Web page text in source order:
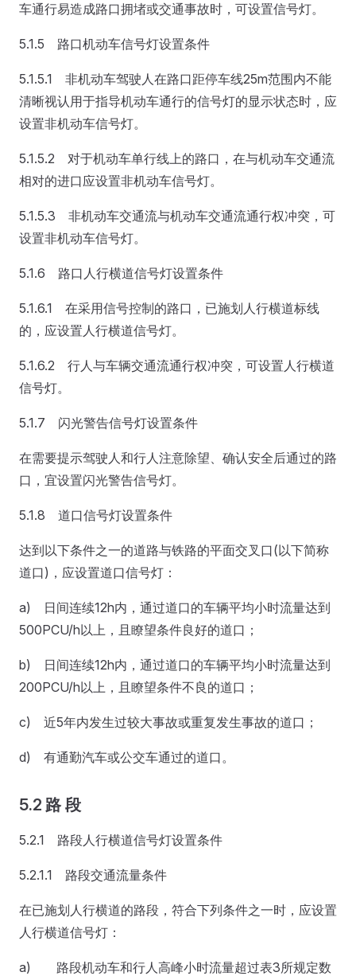
车通行易造成路口拥堵或交通事故时，可设置信号灯。
5.1.5 路口机动车信号灯设置条件
5.1.5.1 非机动车驾驶人在路口距停车线25m范围内不能
清晰视认用于指导机动车通行的信号灯的显示状态时，应
设置非机动车信号灯。
5.1.5.2 对于机动车单行线上的路口，在与机动车交通流
相对的进口应设置非机动车信号灯。
5.1.5.3 非机动车交通流与机动车交通流通行权冲突，可
设置非机动车信号灯。
5.1.6 路口人行横道信号灯设置条件
5.1.6.1 在采用信号控制的路口，已施划人行横道标线
的，应设置人行横道信号灯。
5.1.6.2 行人与车辆交通流通行权冲突，可设置人行横道
信号灯。
5.1.7 闪光警告信号灯设置条件
在需要提示驾驶人和行人注意除望、确认安全后通过的路
口，宜设置闪光警告信号灯。
5.1.8 道口信号灯设置条件
达到以下条件之一的道路与铁路的平面交叉口(以下简称
道口)，应设置道口信号灯：
a) 日间连续12h内，通过道口的车辆平均小时流量达到
500PCU/h以上，且瞭望条件良好的道口；
b) 日间连续12h内，通过道口的车辆平均小时流量达到
200PCU/h以上，且瞭望条件不良的道口；
c) 近5年内发生过较大事故或重复发生事故的道口；
d) 有通勤汽车或公交车通过的道口。
5.2 路 段
5.2.1 路段人行横道信号灯设置条件
5.2.1.1 路段交通流量条件
在已施划人行横道的路段，符合下列条件之一时，应设置
人行横道信号灯：
a) 路段机动车和行人高峰小时流量超过表3所规定数